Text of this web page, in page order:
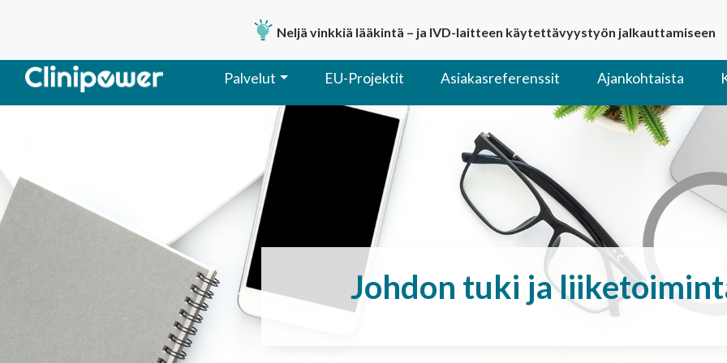
Päävalikko Palvelut EU-Projektit Asiakasreferenssit Ajankohtaista
Johdon tuki ja
Neljä vinkkiä lääkintä – ja IVD-laitteen käytettävyystyön jalkauttamiseen